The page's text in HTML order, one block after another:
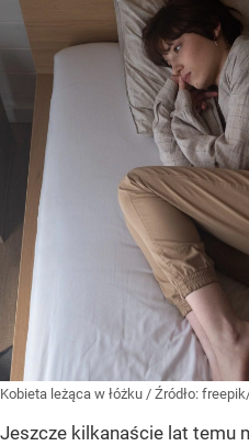
Kobieta leżąca w łóżku / Źródło:
Jeszcze kilkanaście lat temu